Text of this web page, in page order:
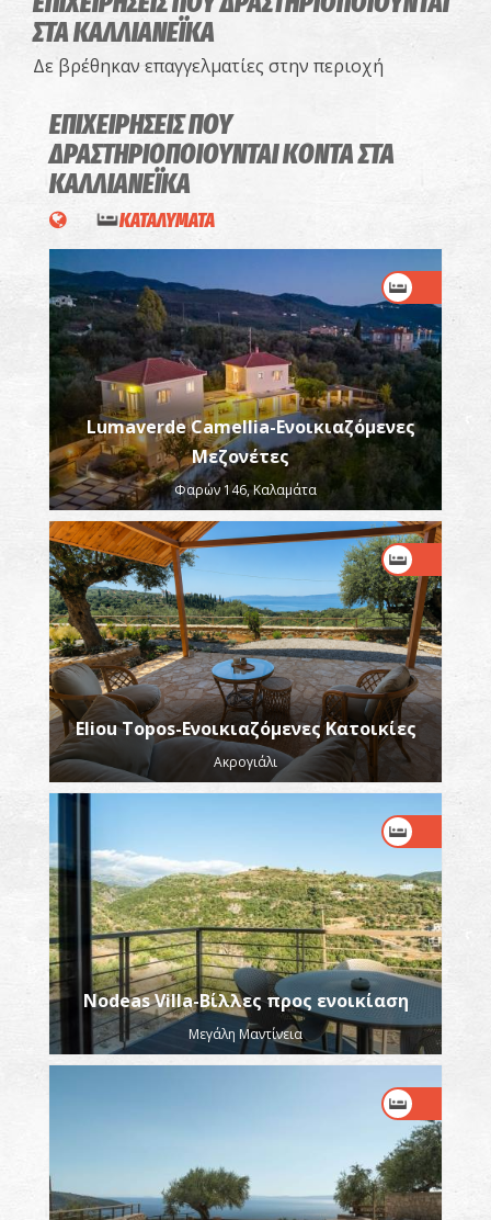
ΣΤΑ ΚΑΛΛΙΑΝΕΪΚΑ
Δε βρέθηκαν επαγγελματίες στην περιοχή
ΕΠΙΧΕΙΡΗΣΕΙΣ ΠΟΥ
ΔΡΑΣΤΗΡΙΟΠΟΙΟΥΝΤΑΙΚΟΝΤΑ ΣΤΑ
ΚΑΛΛΙΑΝΕΪΚΑ
ΚΑΤΑΛΥΜΑΤΑ
Lumaverde Camellia-Ενοικιαζόμενες
Μεζονέτες
Φαρών 146, Καλαμάτα
Eliou Topos-Ενοικιαζόμενες Κατοικίες
Ακρογιάλι
Nodeas Villa-Βίλλες προς ενοικίαση
Μεγάλη Μαντίνεια